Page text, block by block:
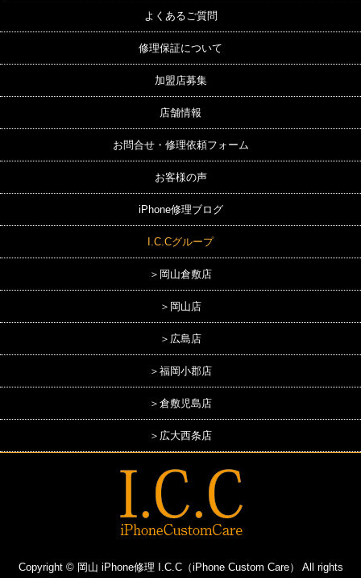
よくあるご質問
修理保証について
加盟店募集
店舗情報
お問合せ・修理依頼フォーム
お客様の声
iPhone修理ブログ
I.C.Cグループ
＞岡山倉敷店
＞岡山店
＞広島店
＞福岡小郡店
＞倉敷児島店
＞広大西条店
Copyright © 岡山 iPhone修理 I.C.C（iPhone Custom Care） All rights